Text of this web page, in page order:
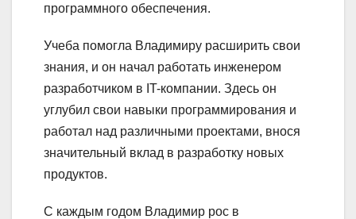
программного обеспечения.
Учеба помогла Владимиру расширить свои
знания, и он начал работать инженером
разработчиком в IT-компании. Здесь он
углубил свои навыки программирования и
работал над различными проектами, внося
значительный вклад в разработку новых
продуктов.
С каждым годом Владимир рос в